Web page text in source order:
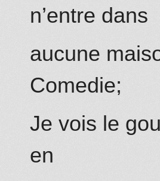
n’entre dans
aucune
Comedie;
Je vois le
en